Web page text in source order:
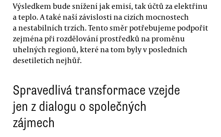
Výsledkem bude snížení jak emisí, tak účtů za elektřinu
a teplo. A také naší závislosti na cizích mocnostech
a nestabilních trzích. Tento směr potřebujeme podpořit
zejména při rozdělování prostředků na proměnu
uhelných regionů, které na tom byly v posledních
desetiletích nejhůř.
Spravedlivá transformace vzejde
jen z dialogu o společných
zájmech